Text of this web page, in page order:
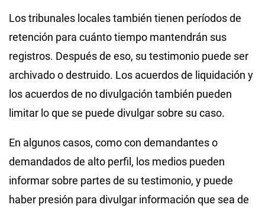
Los tribunales locales también tienen períodos de
retención para cuánto tiempo mantendrán sus
registros. Después de eso, su testimonio puede ser
archivado o destruido. Los acuerdos de liquidación y
los acuerdos de no divulgación también pueden
limitar lo que se puede divulgar sobre su caso.
En algunos casos, como con demandantes o
demandados de alto perfil, los medios pueden
informar sobre partes de su testimonio, y puede
haber presión para divulgar información que sea de